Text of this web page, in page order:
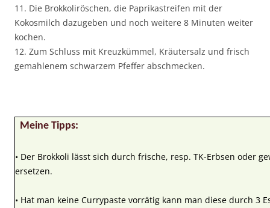
11. Die Brokkoliröschen, die Paprikastreifen mit der
Kokosmilch dazugeben und noch weitere 8 Minuten weiter
kochen.
12. Zum Schluss mit Kreuzkümmel, Kräutersalz und frisch
gemahlenem schwarzem Pfeffer abschmecken.
Meine Tipps:
• Der Brokkoli lässt sich durch frische, resp. TK-Erbsen oder
ersetzen.
• Hat man keine Currypaste vorrätig kann man diese durch 3